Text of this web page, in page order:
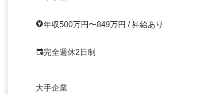
年収500万円〜849万円 / 昇給あり
完全週休2日制
大手企業